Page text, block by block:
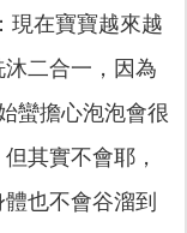
現在寶寶越來越
二合一，因為
蠻擔心泡泡會很
其實不會耶，
也不會谷溜到